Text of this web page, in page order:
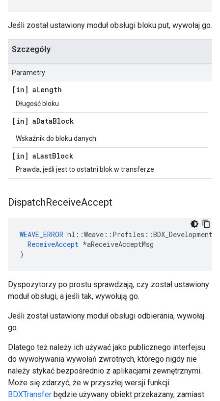
Jeśli został ustawiony moduł obsługi bloku put, wywołaj go.
Szczegóły
Parametry
[in] aLength
Długość bloku
[in] aDataBlock
Wskaźnik do bloku danych
[in] aLastBlock
Prawda, jeśli jest to ostatni blok w transferze
DispatchReceiveAccept
WEAVE_ERROR
ReceiveAccept *aReceiveAcceptMsg
)
Dyspozytorzy po prostu sprawdzają, czy został ustawiony
moduł obsługi, a jeśli tak, wywołują go.
Jeśli został ustawiony moduł obsługi odbierania, wywołaj
go.
Dlatego też należy ich używać jako publicznego interfejsu
do wywoływania wywołań zwrotnych, którego nigdy nie
należy stykać bezpośrednio z aplikacjami zewnętrznymi.
Może się zdarzyć, że w przyszłej wersji funkcji
BDXTransfer będzie używany obiekt przekazany, zamiast